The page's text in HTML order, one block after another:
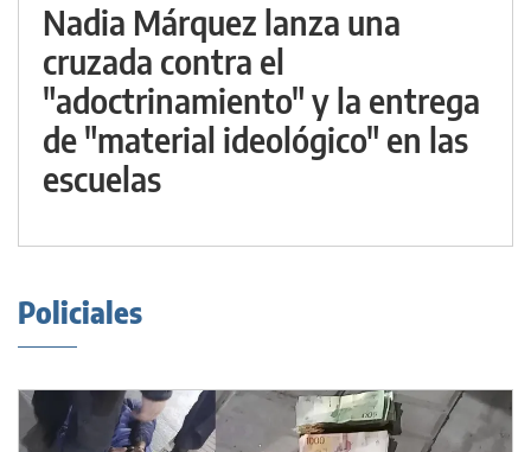
Nadia Márquez lanza una
cruzada contra el
"adoctrinamiento" y la entrega
de "material ideológico" en las
escuelas
Policiales